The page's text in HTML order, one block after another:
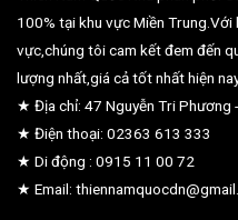
100% tại khu vực Miền
vực,chúng tôi cam kết đem đến
lượng nhất,giá cả tốt nhất hiện
★ Địa chỉ: 47 Nguyễn Tri Phương
★ Điện thoại: 02363 613 333
★ Di động : 0915 11 00 72
★ Email: